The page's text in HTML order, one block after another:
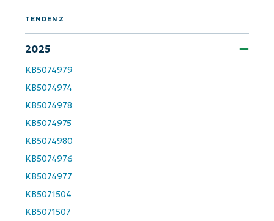
TENDENZ
2025
KB5074979
KB5074974
KB5074978
KB5074975
KB5074980
KB5074976
KB5074977
KB5071504
KB5071507
name*